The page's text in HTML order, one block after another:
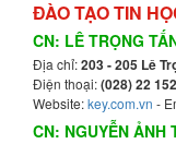
ĐÀO TẠO TIN
CN: LÊ TRỌNG
Địa chỉ:203 - 205 Lê
Điện thoại:(028) 22
Website:key.com.vn -
CN: NGUYỄN ẢNH